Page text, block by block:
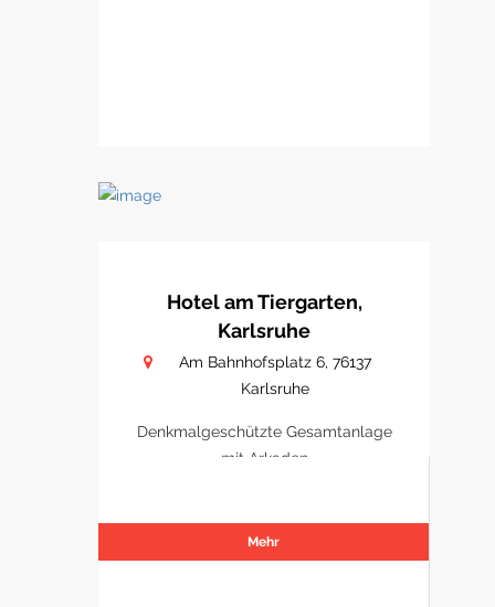
Hotel am Tiergarten,
Karlsruhe
Am Bahnhofsplatz 6, 76137
Karlsruhe
Denkmalgeschützte Gesamtanlage
mit Arkaden
Mehr